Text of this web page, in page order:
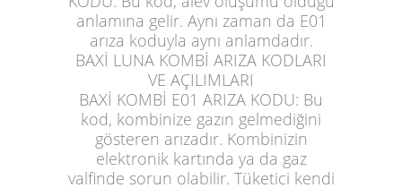
anlamına gelir. Aynı zaman da E01
arıza koduyla aynı anlamdadır.
BAXİ LUNA KOMBİ ARIZA KODLARI
VE AÇILIMLARI
BAXİ KOMBİ E01 ARIZA KODU: Bu
kod, kombinize gazın gelmediğini
gösteren arızadır. Kombinizin
elektronik kartında ya da gaz
valfinde sorun olabilir. Tüketici kendi